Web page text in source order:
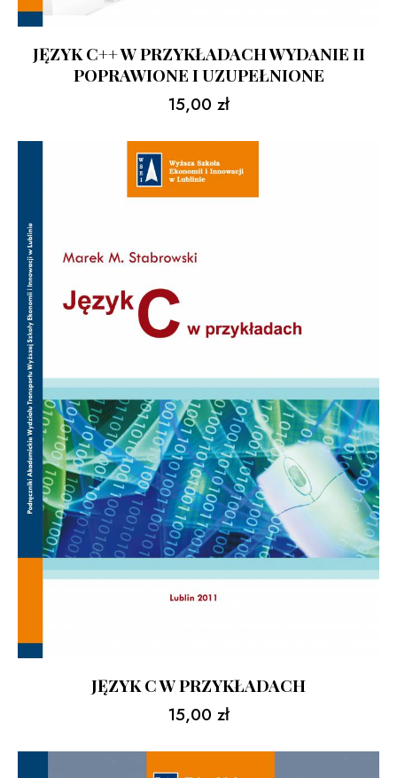
JĘZYK C++ W PRZYKŁADACH WYDANIE II
POPRAWIONE I UZUPEŁNIONE
15,00 zł
JĘZYK C W PRZYKŁADACH
15,00 zł